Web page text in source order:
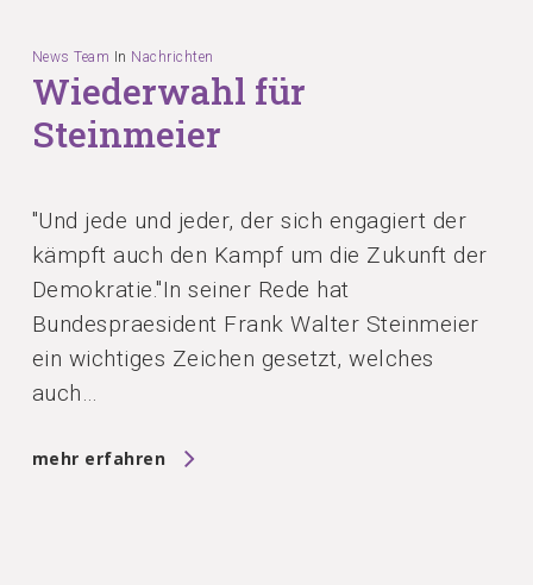
News Team In Nachrichten
Wiederwahl für
Steinmeier
"Und jede und jeder, der sich engagiert der
kämpft auch den Kampf um die Zukunft der
Demokratie."In seiner Rede hat
Bundespraesident Frank Walter Steinmeier
ein wichtiges Zeichen gesetzt, welches
auch…
mehr erfahren